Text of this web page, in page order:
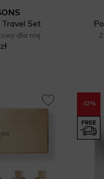
Set
dla niej
-12%